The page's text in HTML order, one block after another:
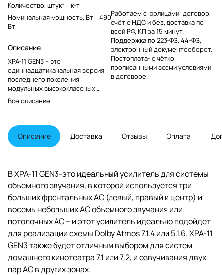
Количество, штук*: к-т
Номинальная мощность, Вт: 490
Вт
Описание
XPA-11 GEN3 – это
одиннадцатиканальная версия
последнего поколения
модульных высококлассных
усилителей от Emotiva. XPA-11
GEN3 предлагает превосходное
исключительно точное и
динамическое воспроизведение
всех типов музыки, что делает
кинотеатра или музыкальной
системы объемного звучания.
XPA – 11 GEN3 оснащен тремя
одноканальными усилительными
модулями по 300 Вт и четырьмя
двухканальными усилительными
модулями по 75 Вт – в общей
сложности три канала по 300 Вт/
канал и восемь каналов по 75 Вт/
канал.
Все описание
Работаем с юрлицами: договор,
счёт с НДС и без, доставка по
всей РФ, КП за 15 минут.
Поддержка по 223-ФЗ, 44-ФЗ,
электронный документооборот.
Постоплата- с чётко
прописанными всеми условиями
в договоре.
Описание Доставка Отзывы Оплата
В XPA-11 GEN3-это идеальный усилитель для системы
объемного звучания, в которой используется три
больших фронтальных АС (левый, правый и центр) и
восемь небольших АС объемного звучания или
потолочных АС – и этот усилитель идеально подойдет
для реализации схемы Dolby Atmos 7.1.4 или 5.1.6. XPA-11
GEN3 также будет отличным выбором для систем
домашнего кинотеатра 7.1 или 7.2, и озвучивания двух
пар АС в других зонах.